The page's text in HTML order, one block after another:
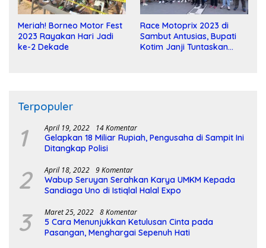
Meriah! Borneo Motor Fest
2023 Rayakan Hari Jadi
ke-2 Dekade
Race Motoprix 2023 di
Sambut Antusias, Bupati
Kotim Janji Tuntaskan
Terpopuler
1 April 19, 2022 14 Komentar
Gelapkan 18 Miliar Rupiah, Pengusaha di Sampit Ini
Ditangkap Polisi
2 April 18, 2022 9 Komentar
Wabup Seruyan Serahkan Karya UMKM Kepada
Sandiaga Uno di Istiqlal Halal Expo
3 Maret 25, 2022 8 Komentar
5 Cara Menunjukkan Ketulusan Cinta pada
Pasangan, Menghargai Sepenuh Hati